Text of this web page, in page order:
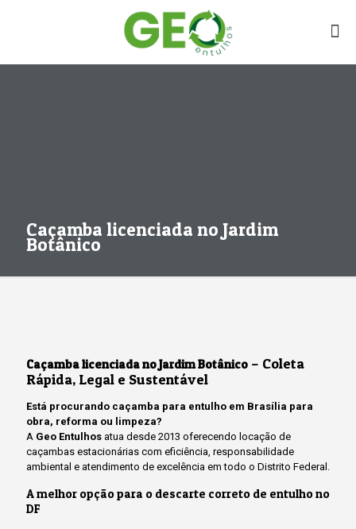
Caçamba licenciada no Jardim
Botânico
Caçamba licenciada no Jardim Botânico – Coleta
Rápida, Legal e Sustentável
Está procurando caçamba para entulho em Brasília para
obra, reforma ou limpeza?
A Geo Entulhos atua desde 2013 oferecendo locação de
caçambas estacionárias com eficiência, responsabilidade
ambiental e atendimento de excelência em todo o Distrito Federal.
A melhor opção para o descarte correto de entulho no
DF